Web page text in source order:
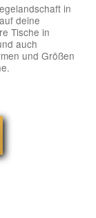
in
deine
Tische in
auch
und Größen